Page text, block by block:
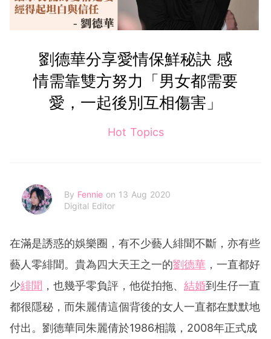
劉德華分享愛情保鮮秘訣 感
情需靠雙方努力「男女都需要
愛，一起後別互相傷害」
Hot Topics
By Fennie on 13 Aug 2020
Digital Editor
在滿是誘惑的娛樂圈，有不少藝人緋聞不斷，亦有些
藝人零緋聞。貴為四大天王之一的劉德華 ，一直都好
少緋聞 ，也幾乎零負評，他從拍拖、 結婚到生仔一直
都很隱秘，而朱麗倩這個背後的女人一直都在默默地
付出。劉德華同朱麗倩於1986相識，2008年正式成